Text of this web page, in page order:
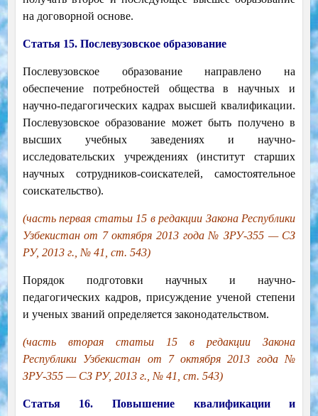
на договорной основе.
Статья 15. Послевузовское образование
Послевузовское образование направлено на
обеспечение потребностей общества в научных и
научно-педагогических кадрах высшей квалификации.
Послевузовское образование может быть получено в
высших учебных заведениях и научно-
исследовательских учреждениях (институт старших
научных сотрудников-соискателей, самостоятельное
соискательство).
(часть первая статьи 15 в редакции Закона Республики
Узбекистан от 7 октября 2013 года № ЗРУ-355 — СЗ
РУ, 2013 г., № 41, ст. 543)
Порядок подготовки научных и научно-
педагогических кадров, присуждение ученой степени
и ученых званий определяется законодательством.
(часть вторая статьи 15 в редакции Закона
Республики Узбекистан от 7 октября 2013 года №
ЗРУ-355 — СЗ РУ, 2013 г., № 41, ст. 543)
Статья 16. Повышение квалификации и